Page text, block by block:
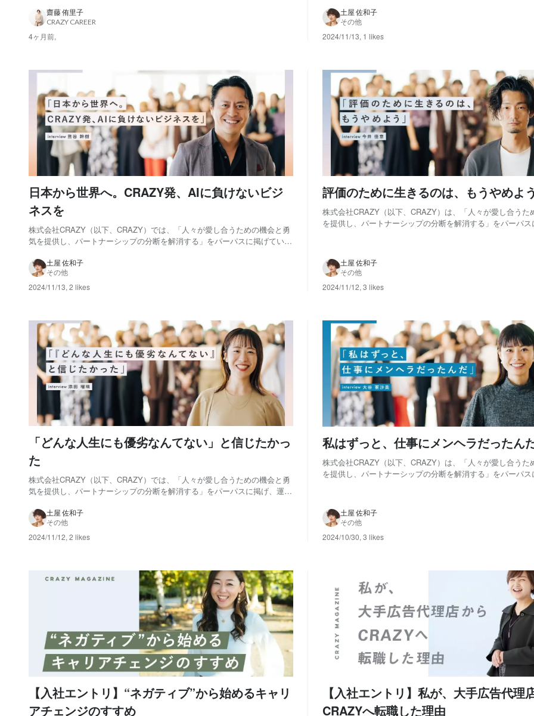
OMOTESANDO（以下、IWAI）。結婚式をはじめとする、さまざまなお祝
いの機会を提供する場です。 今回ス...
齋藤 侑里子
CRAZY CAREER
4ヶ月前,
卒で就職したのは主力事業が...
土屋 佐和子
その他
2024/11/13, 1 likes
日本から世界へ。CRAZY発、AIに負けないビジ
ネスを
株式会社CRAZY（以下、CRAZY）では、「人々が愛し合うための機会と勇
気を提供し、パートナーシップの分断を解消する」をパーパスに掲げていま
展開しています。 今回スポットを当てるのは、CRAZYの取締役COOを務め
る熊谷幹樹さんです。 投信会社...
土屋 佐和子
その他
2024/11/13, 2 likes
評価のために生きるのは、もうやめよ
株式会社CRAZY（以下、CRAZY）は、「人々が愛し合うた
を提供し、パートナーシップの分断を解消する」をパーパ
章さん。「BENE-」や「IWA...
土屋 佐和子
その他
2024/11/12, 3 likes
「どんな人生にも優劣なんてない」と信じたかっ
た
株式会社CRAZY（以下、CRAZY）では、「人々が愛し合うための機会と勇
気を提供し、パートナーシップの分断を解消する」をパーパスに掲げ、運営
OMOTESANDO（以下、IWAI）。結婚式をはじめとする、さまざまなお祝
いの機会を提供する場です。 今回ス...
土屋 佐和子
その他
2024/11/12, 2 likes
私はずっと、仕事にメンヘラだったん
株式会社CRAZY（以下、CRAZY）は、「人々が愛し合うた
を提供し、パートナーシップの分断を解消する」をパーパ
る場です。 今回は、...
土屋 佐和子
その他
2024/10/30, 3 likes
【入社エントリ】“ネガティブ”から始めるキャリ
アチェンジのすすめ
【入社エントリ】私が、大手広告代理
CRAZYへ転職した理由